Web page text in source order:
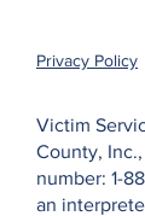
Privacy Policy
Victim
County,
number: 1-
an